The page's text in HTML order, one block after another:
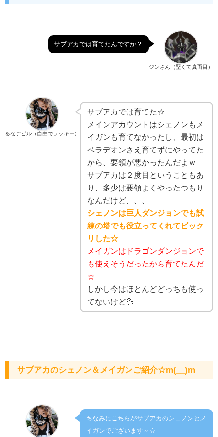
ジンさん（堅くて真面目）
サブアカでは育てたんですか？
るなデビル（自由でラッキー）
サブアカでは育てた☆
メインアカウントはシェノンもメ
イガンも育てなかったし、最初は
ベラデオンさえ育てずにやってた
から、要領が悪かったんだよｗ
サブアカは２度目ということもあ
り、多少は要領よくやったつもり
なんだけど、、、
シェノンは巨人ダンジョンでも試
練の塔でも役立ってくれてビック
リした☆
メイガンはドラゴンダンジョンで
も使えそうだったから育てたんだ
☆
しかし今はほとんどどっちも使っ
てないけど💦
サブアカのシェノン＆メイガンご紹介☆m(__)m
ちなみにこちらがサブアカのシェノンとメ
イガンでございます～☆